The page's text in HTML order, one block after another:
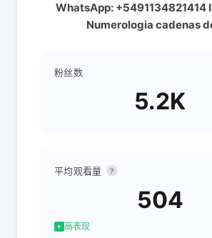
WhatsApp: +5491134821414
Numerologia cadenas
粉丝数
5.2K
平均观看量 ?
504
高表现